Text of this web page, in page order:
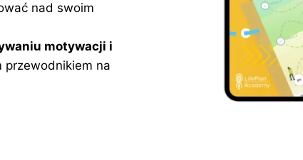
nad swoim
motywacji i
przewodnikiem na